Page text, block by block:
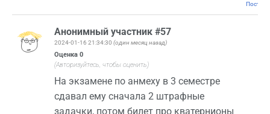
Анонимный участник #57
2024-01-16 21:34:30 (один месяц назад)
Оценка 0
(Авторизуйтесь, чтобы оценить)
На экзамене по анмеху в 3 семестре
сдавал ему сначала 2 штрафные
задачки, потом билет про кватернионы